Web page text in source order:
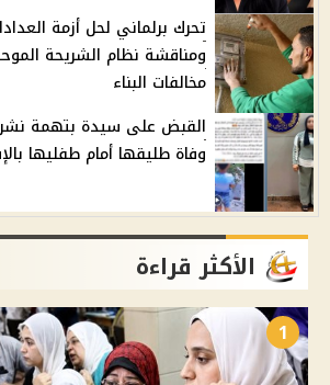
تحرك برلماني لحل أزمة
ومناقشة نظام الشريحة
مخالفات البناء
القبض على سيدة بتهمة
وفاة طليقها أمام طفليها
الأكثر قراءة
1